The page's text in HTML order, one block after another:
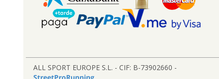
ALL SPORT EUROPE S.L. - CIF: B-73902660 -